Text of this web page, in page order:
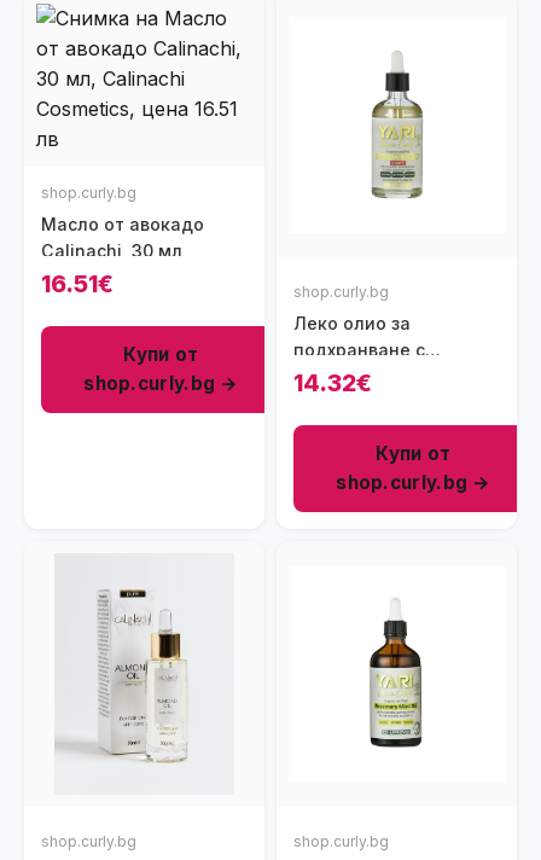
shop.curly.bg
Масло от авокадо
Calinachi, 30 мл
16.51€
Купи от
shop.curly.bg →
shop.curly.bg
Леко олио за
подхранване с
розмарин, мента и
Curls Rosemary Mint Oil
Light, 100 мл
14.32€
Купи от
shop.curly.bg →
shop.curly.bg shop.curly.bg